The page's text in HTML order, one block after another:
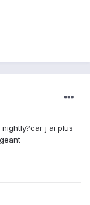
j ai plus